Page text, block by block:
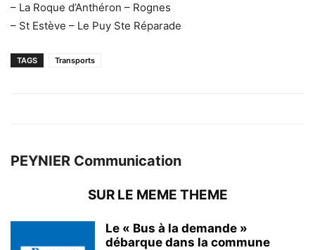
– La Roque d’Anthéron – Rognes
– St Estève – Le Puy Ste Réparade
TAGS Transports
PEYNIER Communication
SUR LE MEME THEME
Le « Bus à la demande »
débarque dans la commune